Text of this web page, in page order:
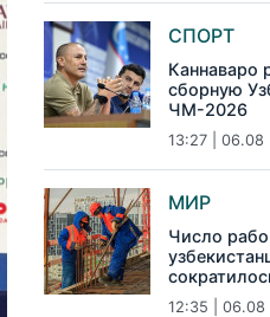
СПОРТ
Каннаваро
сборную
ЧМ-2026
13:27 | 06.08
МИР
Число
12:35 | 06.08